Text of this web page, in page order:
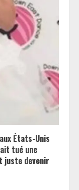
États-Unis
tué une
juste devenir